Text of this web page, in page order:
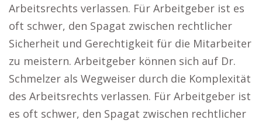
Arbeitsrechts verlassen. Für Arbeitgeber ist es
oft schwer, den Spagat zwischen rechtlicher
Sicherheit und Gerechtigkeit für die Mitarbeiter
zu meistern. Arbeitgeber können sich auf Dr.
Schmelzer als Wegweiser durch die Komplexität
des Arbeitsrechts verlassen. Für Arbeitgeber ist
es oft schwer, den Spagat zwischen rechtlicher